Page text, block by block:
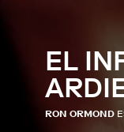
EL
RON ORMOND